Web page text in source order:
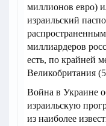
миллионов евро)
израильский
миллиардеров
есть, по крайней
Великобритания
Война в Украине
израильскую
из наиболее